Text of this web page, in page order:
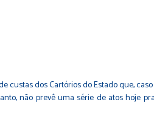
dos Cartórios do Estado que,
não prevê uma série de atos hoje